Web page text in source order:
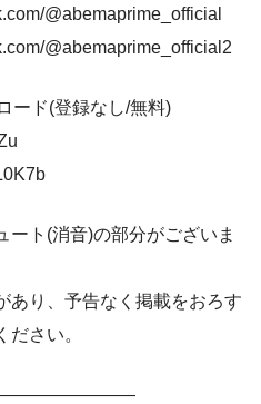
@abemaprime_official
@abemaprime_official2
ード(登録なし/無料)
ト(消音)の部分がございま
り、予告なく掲載をおろす
さい。